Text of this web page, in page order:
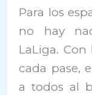
Para los
no hay
LaLiga.
cada pase,
a todos al